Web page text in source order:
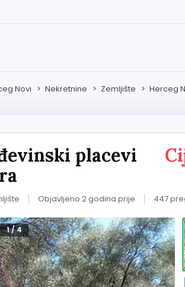
Novi > Nekretnine > Zemljište > Herceg
placevi
Objavljeno 2 godina prije 447
1/4